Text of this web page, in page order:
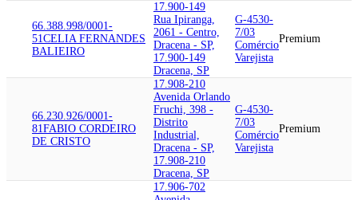
66.388.998/0001-
51CELIA FERNANDES
BALIEIRO
17.900-149
Rua Ipiranga,
2061 - Centro,
Dracena - SP,
17.900-149
Dracena, SP
G-4530-
7/03
Comércio
Varejista
Premium
66.230.926/0001-
81FABIO CORDEIRO
DE CRISTO
17.908-210
Avenida Orlando
Fruchi, 398 -
Distrito
Industrial,
Dracena - SP,
17.908-210
Dracena, SP
G-4530-
7/03
Comércio
Varejista
Premium
17.906-702